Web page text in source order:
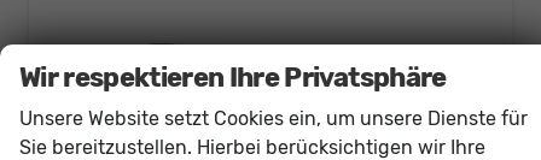
Wir respektieren Ihre Privatsphäre
Unsere Website setzt Cookies ein, um unsere Dienste für
Sie bereitzustellen. Hierbei berücksichtigen wir Ihre